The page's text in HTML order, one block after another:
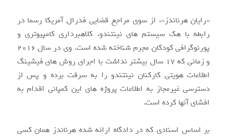
«رایان هرناندز»، از سوی مراجع قضایی فدرال آمریکا رسما در
رابطه با هک سیستم های نینتندو، کلاهبرداری کامپیوتری و
پورنوگرافی کودکان مجرم شناخته شده است. وی در سال ۲۰۱۶
و زمانی که ۱۷ سال بیشتر نداشت با اجرای روش های فیشینگ
اطلاعات هویتی کارکنان نینتندو را به سرقت برده و پس از
دسترسی غیرمجاز به اطلاعات پروژه های این کمپانی اقدام به
افشای آنها کرده است.
بر اساس اسنادی که در دادگاه ارائه شده هرناندز همان کسی